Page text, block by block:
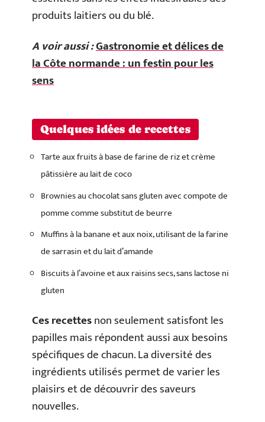
produits laitiers ou du blé.
A voir aussi :Gastronomie et délices de
la Côte normande : un festin pour les
sens
Quelques idées de recettes
Tarte aux fruits à base de farine de riz et crème
pâtissière au lait de coco
Brownies au chocolat sans gluten avec compote de
pomme comme substitut de beurre
Muffins à la banane et aux noix, utilisant de la farine
de sarrasin et du lait d’amande
Biscuits à l’avoine et aux raisins secs, sans lactose ni
gluten
Ces recettesnon seulement satisfont les
papilles mais répondent aussi aux besoins
spécifiques de chacun. La diversité des
ingrédients utilisés permet de varier les
plaisirs et de découvrir des saveurs
nouvelles.